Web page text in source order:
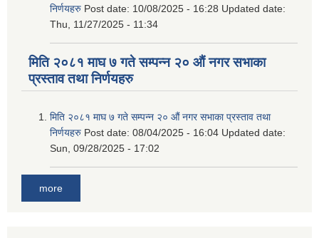
निर्णयहरु Post date: 10/08/2025 - 16:28 Updated date:
Thu, 11/27/2025 - 11:34
मिति २०८१ माघ ७ गते सम्पन्न २० औं नगर सभाका
प्रस्ताव तथा निर्णयहरु
मिति २०८१ माघ ७ गते सम्पन्न २० औं नगर सभाका प्रस्ताव तथा
निर्णयहरु Post date: 08/04/2025 - 16:04 Updated date:
Sun, 09/28/2025 - 17:02
more